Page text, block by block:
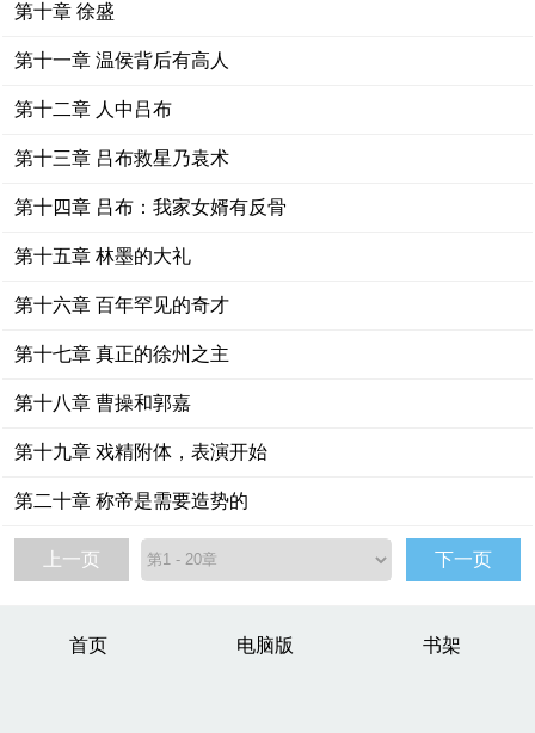
第十章 徐盛
第十一章 温侯背后有高人
第十二章 人中吕布
第十三章 吕布救星乃袁术
第十四章 吕布：我家女婿有反骨
第十五章 林墨的大礼
第十六章 百年罕见的奇才
第十七章 真正的徐州之主
第十八章 曹操和郭嘉
第十九章 戏精附体，表演开始
第二十章 称帝是需要造势的
上一页 下一页
首页 电脑版 书架